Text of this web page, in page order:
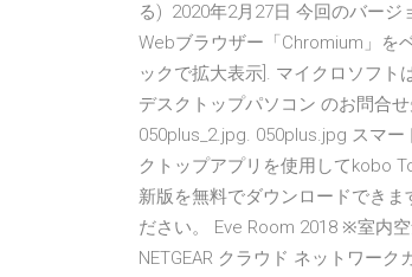
る) 2020年2月27日 今回のバー
Webブラウザー「Chromium」を
ックで拡大表示]. マイクロソフト
デスクトップパソコン のお問合
050plus_2.jpg. 050plus.jpg スマ
クトップアプリを使用してkobo
新版を無料でダウンロードでき
ださい。 Eve Room 2018 ※室内
NETGEAR クラウド ネットワー